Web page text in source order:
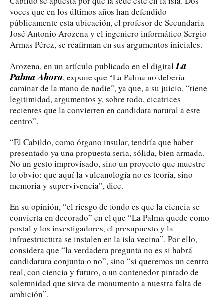
voces que en los últimos años han defendido
públicamente esta ubicación, el profesor de Secundaria
José Antonio Arozena y el ingeniero informático Sergio
Armas Pérez, se reafirman en sus argumentos iniciales.
Arozena, en un artículo publicado en el digital La
Palma Ahora, expone que “La Palma no debería
caminar de la mano de nadie”, ya que, a su juicio, “tiene
legitimidad, argumentos y, sobre todo, cicatrices
recientes que la convierten en candidata natural a este
centro”.
“El Cabildo, como órgano insular, tendría que haber
presentado ya una propuesta seria, sólida, bien armada.
No un gesto improvisado, sino un proyecto que muestre
lo obvio: que aquí la vulcanología no es teoría, sino
memoria y supervivencia”, dice.
En su opinión, “el riesgo de fondo es que la ciencia se
convierta en decorado” en el que “La Palma quede como
postal y los investigadores, el presupuesto y la
infraestructura se instalen en la isla vecina”. Por ello,
considera que “la verdadera pregunta no es si habrá
candidatura conjunta o no”, sino “si queremos un centro
real, con ciencia y futuro, o un contenedor pintado de
solemnidad que sirva de monumento a nuestra falta de
ambición”.